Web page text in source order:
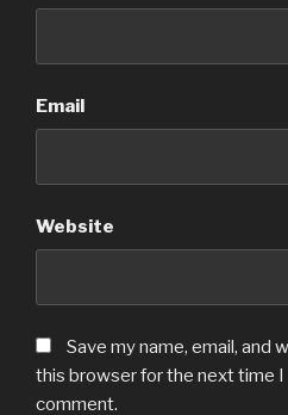
Email
Website
Save my name, email, and
this browser for the next time I
comment.